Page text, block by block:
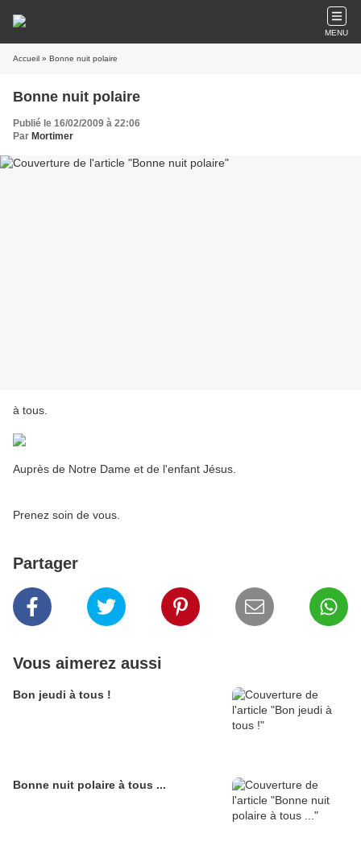
MENU
Accueil » Bonne nuit polaire
Bonne nuit polaire
Publié le 16/02/2009 à 22:06
Par Mortimer
à tous.
Auprès de Notre Dame et de l'enfant Jésus.
Prenez soin de vous.
Partager
Vous aimerez aussi
Bon jeudi à tous !
Bonne nuit polaire à tous ...